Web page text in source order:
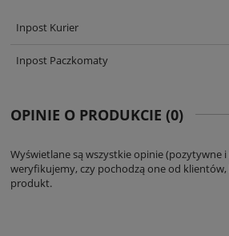
Inpost Kurier
Inpost Paczkomaty
OPINIE O PRODUKCIE (0)
Wyświetlane są wszystkie opinie (pozytywne
weryfikujemy, czy pochodzą one od
produkt.